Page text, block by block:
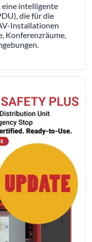
intelligente
die für die
Installationen
Konferenzräume,